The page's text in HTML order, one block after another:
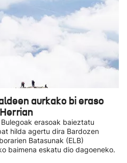
aurkako bi eraso
erasoak baieztatu
hilda agertu dira Bardozen
Batasunak (ELB)
baimena eskatu dio dagoeneko.